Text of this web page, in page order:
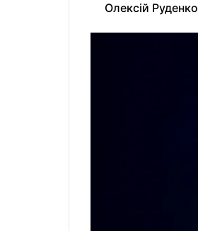
Олексій Руденко